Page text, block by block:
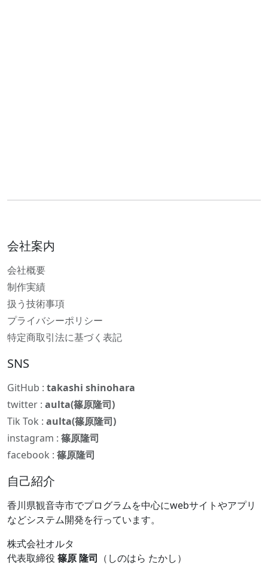
会社案内
会社概要
制作実績
扱う技術事項
プライバシーポリシー
特定商取引法に基づく表記
SNS
GitHub : takashi shinohara
twitter : aulta(篠原隆司)
Tik Tok : aulta(篠原隆司)
instagram : 篠原隆司
facebook : 篠原隆司
自己紹介
香川県観音寺市でプログラムを中心にwebサイトやアプリ
などシステム開発を行っています。
株式会社オルタ
代表取締役 篠原 隆司 （しのはら たかし）